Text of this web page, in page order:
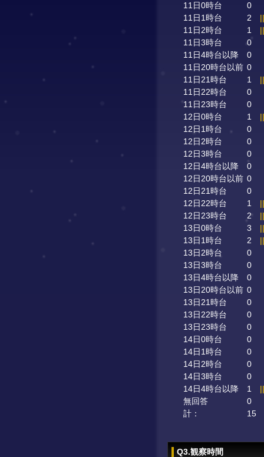
11日0時台
0
11日1時台
2
11日2時台
1
11日3時台
0
11日4時台以降
0
11日20時台以前 0
11日21時台
1
11日22時台
0
11日23時台
0
12日0時台
1
12日1時台
0
12日2時台
0
12日3時台
0
12日4時台以降
0
12日20時台以前 0
12日21時台
0
12日22時台
1
12日23時台
2
13日0時台
3
13日1時台
2
13日2時台
0
13日3時台
0
13日4時台以降
0
13日20時台以前 0
13日21時台
0
13日22時台
0
13日23時台
0
14日0時台
0
14日1時台
0
14日2時台
0
14日3時台
0
14日4時台以降
1
無回答
0
計：
15
Q3.観察時間